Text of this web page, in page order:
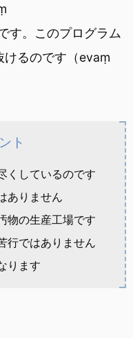
す。このプログラム
けるのです（evaṃ
ト
くしているのです
ありません
物の生産工場です
行ではありません
ります